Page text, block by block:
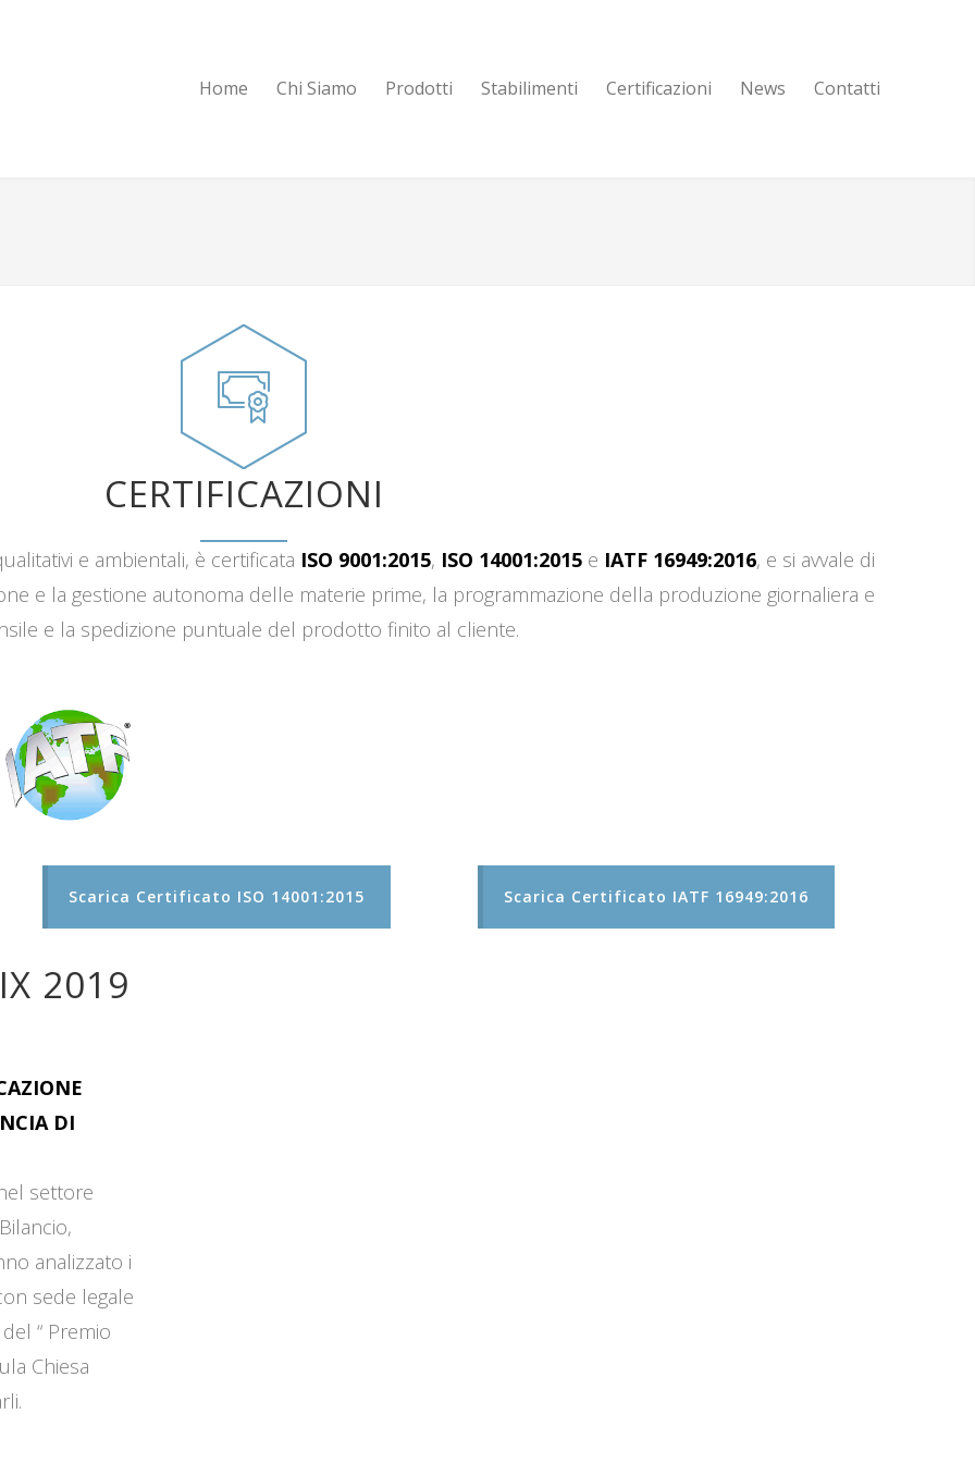
Home Chi Siamo Prodotti Stabilimenti Certificazioni News Contatti
CERTIFICAZIONI
e ambientali, è certificata ISO 9001:2015, ISO 14001:2015 e IATF 16949:2016, e si avvale di
e la gestione autonoma delle materie prime, la programmazione della produzione giornaliera e
e la spedizione puntuale del prodotto finito al cliente.
Scarica Certificato ISO 14001:2015 Scarica Certificato IATF 16949:2016
2019
DI
settore
analizzato i
sede legale
“ Premio
Chiesa